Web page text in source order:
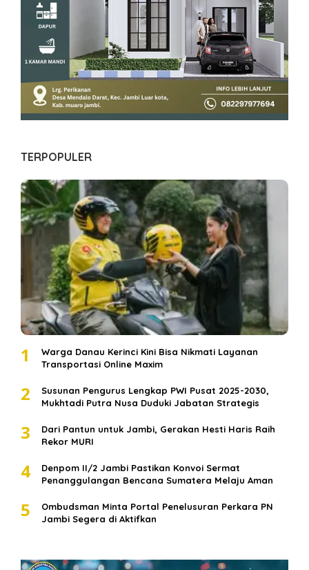
TERPOPULER
1
Warga Danau Kerinci Kini Bisa Nikmati Layanan
Transportasi Online Maxim
2
Susunan Pengurus Lengkap PWI Pusat 2025-2030,
Mukhtadi Putra Nusa Duduki Jabatan Strategis
3
Dari Pantun untuk Jambi, Gerakan Hesti Haris Raih
Rekor MURI
4
Denpom II/2 Jambi Pastikan Konvoi Sermat
Penanggulangan Bencana Sumatera Melaju Aman
5
Ombudsman Minta Portal Penelusuran Perkara PN
Jambi Segera di Aktifkan